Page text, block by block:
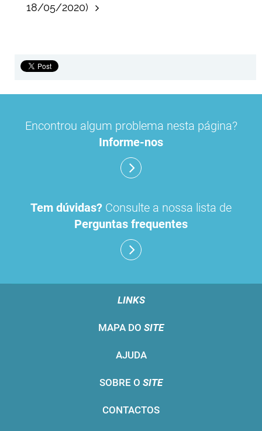
18/05/2020)
Encontrou algum problema nesta página?
Informe-nos
Tem dúvidas? Consulte a nossa lista de
Perguntas frequentes
LINKS
MAPA DO SITE
AJUDA
SOBRE O SITE
CONTACTOS